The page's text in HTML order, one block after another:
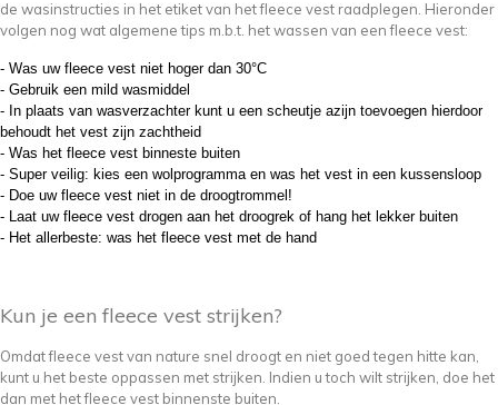
de wasinstructies in het etiket van het fleece vest raadplegen. Hieronder
volgen nog wat algemene tips m.b.t. het wassen van een fleece vest:
- Was uw fleece vest niet hoger dan 30°C
- Gebruik een mild wasmiddel
- In plaats van wasverzachter kunt u een scheutje azijn toevoegen hierdoor
behoudt het vest zijn zachtheid
- Was het fleece vest binneste buiten
- Super veilig: kies een wolprogramma en was het vest in een kussensloop
- Doe uw fleece vest niet in de droogtrommel!
- Laat uw fleece vest drogen aan het droogrek of hang het lekker buiten
- Het allerbeste: was het fleece vest met de hand
Kun je een fleece vest strijken?
Omdat fleece vest van nature snel droogt en niet goed tegen hitte kan,
kunt u het beste oppassen met strijken. Indien u toch wilt strijken, doe het
dan met het fleece vest binnenste buiten.